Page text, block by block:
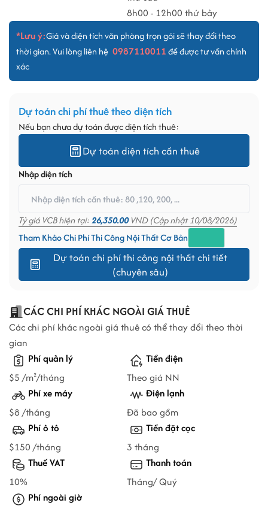
8h00 - 12h00 thứ bảy
*Lưu ý:Giá và diện tích văn phòng trọn gói sẽ thay đổi theo
thời gian. Vui lòng liên hệ 0987110011để được tư vấn chính
xác
Dự toán chi phí thuê theo diện tích
Nếu bạn chưa dự toán được diện tích thuê:
Dự toán diện tích cần thuê
Nhập diện tích
Tỷ giá VCB hiện tại:26,350.00VND (Cập nhật 10/08/2026)
Tham Khảo Chi Phí Thi Công Nội Thất Cơ Bản
Dự toán chi phí thi công nội thất chi tiết
(chuyên sâu)
CÁC CHI PHÍ KHÁC NGOÀI GIÁ THUÊ
Các chi phí khác ngoài giá thuê có thể thay đổi theo thời
gian
Phí quản lý
$5 /m2/tháng
Tiền điện
Theo giá NN
Phí xe máy
$8 /tháng
Điện lạnh
Đã bao gồm
Phí ô tô
$150 /tháng
Tiền đặt cọc
3 tháng
Thuế VAT
10%
Thanh toán
Tháng/ Quý
Phí ngoài giờ